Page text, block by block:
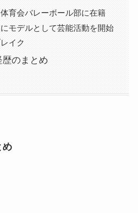
育会バレーボール部に在籍
モデルとして芸能活動を開始
イク
のまとめ
め